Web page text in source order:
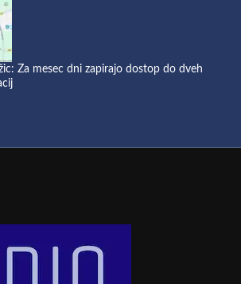
Za mesec dni zapirajo dostop do dveh